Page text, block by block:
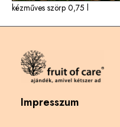
kézműves szörp 0,75 l
Impresszum